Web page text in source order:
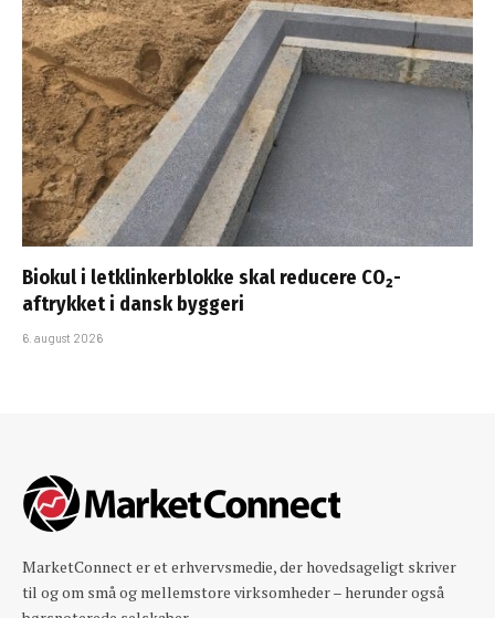
Biokul i letklinkerblokke skal reducere CO₂-
aftrykket i dansk byggeri
6. august 2026
MarketConnect er et erhvervsmedie, der hovedsageligt skriver
til og om små og mellemstore virksomheder – herunder også